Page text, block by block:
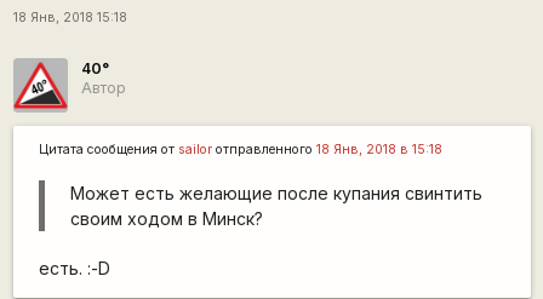
18 Янв, 2018 15:18
40°
Автор
Цитата сообщения от sailorотправленного 18 Янв, 2018 в 15:18
Может есть желающие после купания свинтить
своим ходом в Минск?
есть. :-D